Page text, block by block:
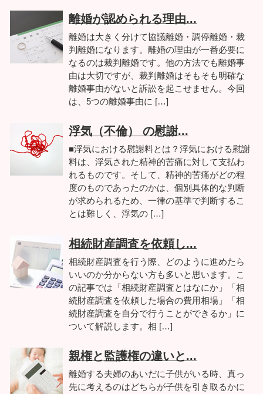
離婚が認められる理由...
離婚は大きく分けて協議離婚・調停離婚・裁
判離婚になります。離婚の理由が一番必要に
なるのは裁判離婚です。他の方法でも離婚事
由は大切ですが、裁判離婚はそもそも明確な
離婚事由がないと訴訟を起こせません。今回
は、5つの離婚事由に […]
浮気（不倫） の慰謝...
■浮気における慰謝料とは？浮気における慰謝
料は、浮気された精神的苦痛に対して支払わ
れるものです。そして、精神的苦痛がどの程
度のものであったのかは、個別具体的な判断
が求められるため、一律の基準で判断するこ
とは難しく、浮気の […]
相続財産調査を依頼し...
相続財産調査を行う際、どのように進めたら
いいのか分からない方も多いと思います。こ
の記事では「相続財産調査とはなにか」「相
続財産調査を依頼した場合の費用相場」「相
続財産調査を自分で行うことができるか」に
ついて解説します。相 […]
親権と監護権の違いと...
離婚する夫婦のあいだに子供がいる時、真っ
先に考えるのはどちらが子供を引き取るかに